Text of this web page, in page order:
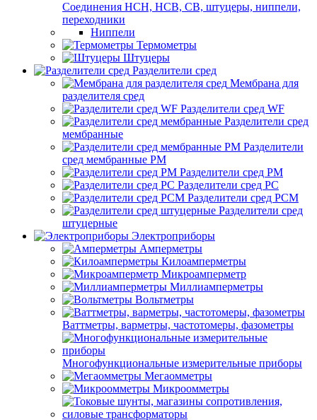
Соединения НСН, НСВ, СВ, штуцеры, ниппели,
переходники
Ниппели
Термометры
Штуцеры
Разделители сред
Мембрана для
разделителя сред
Разделители сред WF
Разделители сред
мембранные
Разделители
сред мембранные РМ
Разделители сред РМ
Разделители сред РС
Разделители сред РСМ
Разделители сред
штуцерные
Электроприборы
Амперметры
Килоамперметры
Микроамперметр
Миллиамперметры
Вольтметры
Ваттметры, варметры, частотомеры, фазометры
Многофункциональные измерительные приборы
Мегаомметры
Микроомметры